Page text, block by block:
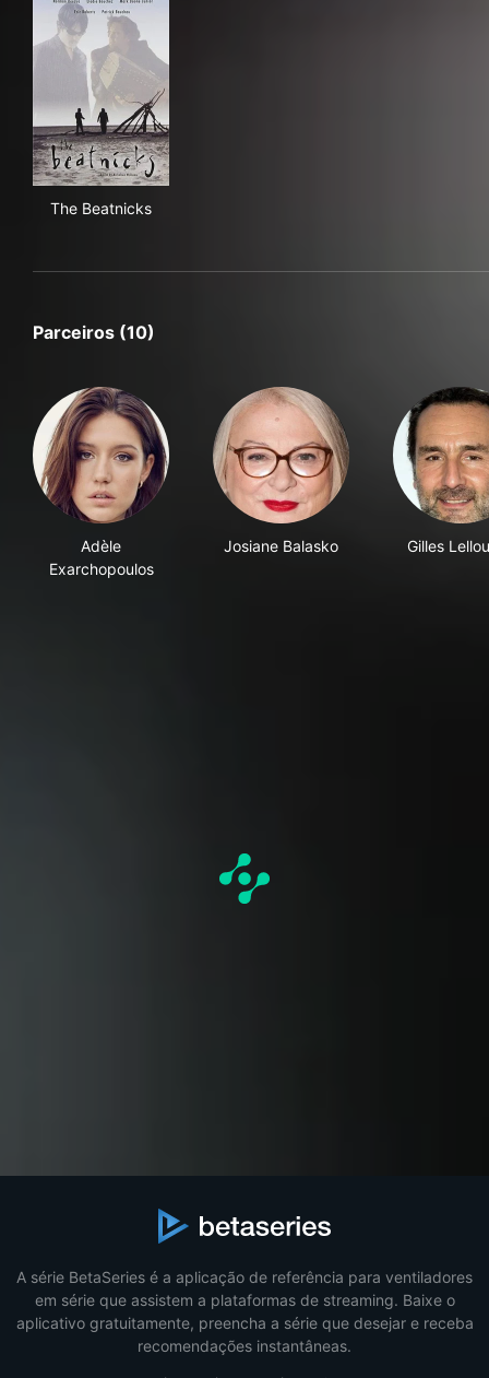
The Beatnicks
Parceiros (10)
Adèle
Exarchopoulos
Josiane Balasko Gilles
A série BetaSeries é a aplicação de referência para ventiladores
em série que assistem a plataformas de streaming. Baixe o
aplicativo gratuitamente, preencha a série que desejar e receba
recomendações instantâneas.